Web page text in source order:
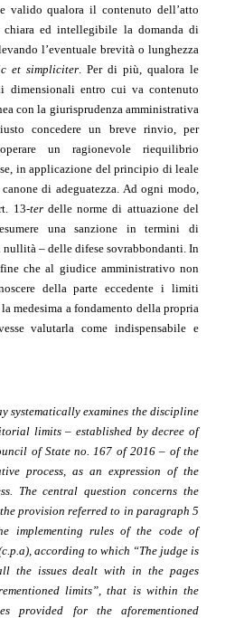
valido qualora il contenuto dell’atto
chiara ed intellegibile la domanda di
l’eventuale brevità o lunghezza
et simpliciter. Per di più, qualora le
dimensionali entro cui va contenuto
con la giurisprudenza amministrativa
concedere un breve rinvio, per
un ragionevole riequilibrio
in applicazione del principio di leale
di adeguatezza. Ad ogni modo,
13-terdelle norme di attuazione del
una sanzione in termini di
– delle difese sovrabbondanti. In
che al giudice amministrativo non
della parte eccedente i limiti
medesima a fondamento della propria
valutarla come indispensabile e
systematically examines the discipline
limits – established by decree of
of State no. 167 of 2016 – of the
process, as an expression of the
The central question concerns the
provision referred to in paragraph 5
implementing rules of the code of
according to which “The judge is
the issues dealt with in the pages
limits”, that is within the
provided for the aforementioned